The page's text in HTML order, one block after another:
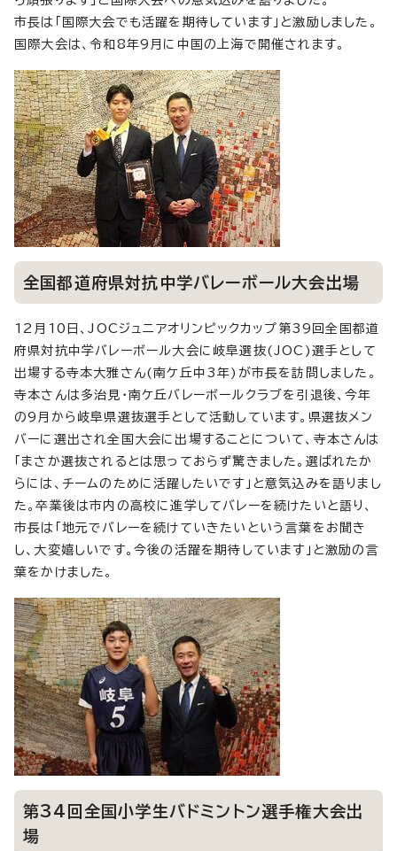
市長は「国際大会でも活躍を期待しています」と激励しました。
国際大会は、令和8年9月に中国の上海で開催されます。
全国都道府県対抗中学バレーボール大会出場
12月10日、JOCジュニアオリンピックカップ第39回全国都道
府県対抗中学バレーボール大会に岐阜選抜(JOC)選手として
出場する寺本大雅さん(南ケ丘中3年)が市長を訪問しました。
寺本さんは多治見・南ケ丘バレーボールクラブを引退後、今年
の9月から岐阜県選抜選手として活動しています。県選抜メン
バーに選出され全国大会に出場することについて、寺本さんは
「まさか選抜されるとは思っておらず驚きました。選ばれたか
らには、チームのために活躍したいです」と意気込みを語りまし
た。卒業後は市内の高校に進学してバレーを続けたいと語り、
市長は「地元でバレーを続けていきたいという言葉をお聞き
し、大変嬉しいです。今後の活躍を期待しています」と激励の言
葉をかけました。
第34回全国小学生バドミントン選手権大会出
場